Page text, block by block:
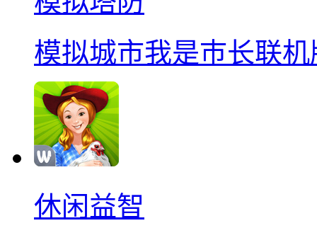
模拟城市我是巿长联机
休闲益智